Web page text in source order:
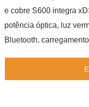
e cobre S600 integra
potência óptica, luz
Bluetooth,